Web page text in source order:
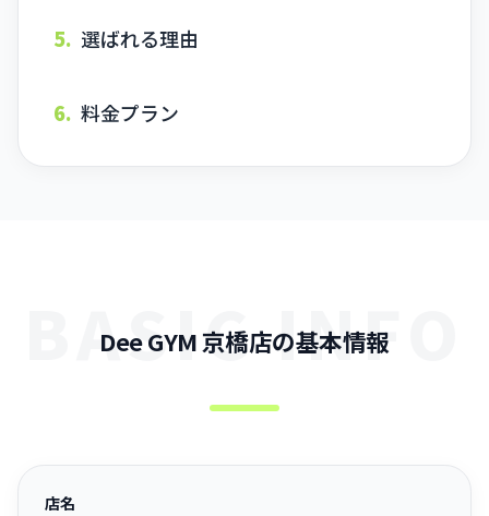
5. 選ばれる理由
6. 料金プラン
BASIC INFO
Dee GYM 京橋店の基本情報
店名